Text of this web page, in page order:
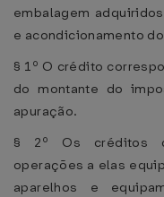
embalagem
e acondicionamento
§ 1º O crédito
do montante do
apuração.
§ 2º Os créditos
operações a elas
aparelhos e